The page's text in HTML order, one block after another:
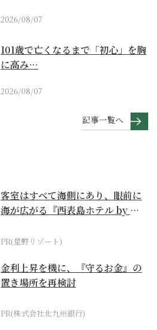
2026/08/07
101歳で亡くなるまで「初心」を胸
に高み…
2026/08/07
記事一覧へ
客室はすべて海側にあり、眼前に
海が広がる『西表島ホテル by 星
PR(星野リゾート)
金利上昇を機に、『守るお金』の
置き場所を再検討
PR(株式会社北九州銀行)